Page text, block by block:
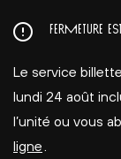
au
principal
FERMETURE
Le service
lundi 24 août
l’unité ou vous
ligne